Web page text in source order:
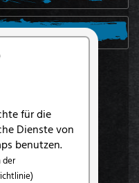
für die
Dienste von
benutzen.
der
STANDORT AUS